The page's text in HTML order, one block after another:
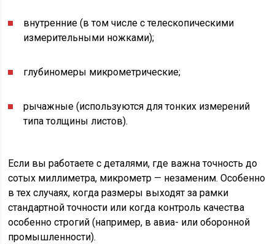
внутренние (в том числе с телескопическими
измерительными ножками);
глубиномеры микрометрические;
рычажные (используются для тонких измерений
типа толщины листов).
Если вы работаете с деталями, где важна точность до
сотых миллиметра, микрометр — незаменим. Особенно
в тех случаях, когда размеры выходят за рамки
стандартной точности или когда контроль качества
особенно строгий (например, в авиа- или оборонной
промышленности).